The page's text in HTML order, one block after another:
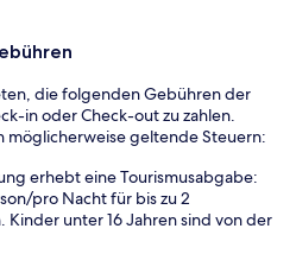
die folgenden Gebühren der
in oder Check-out zu zahlen.
möglicherweise geltende Steuern:
erhebt eine Tourismusabgabe:
pro Nacht für bis zu 2
Kinder unter 16 Jahren sind von der